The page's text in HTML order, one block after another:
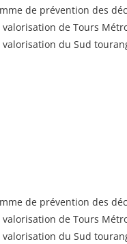
de prévention des
valorisation de Tours
valorisation du Sud
de prévention des
valorisation de Tours
valorisation du Sud